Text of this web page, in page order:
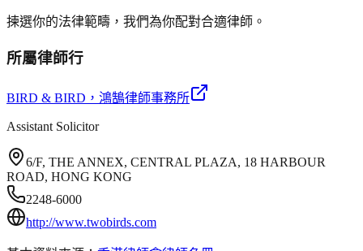
揀選你的法律範疇，我們為你配對合適律師。
所屬律師行
BIRD & BIRD ，鴻鵠律師事務所
Assistant Solicitor
6/F, THE ANNEX, CENTRAL PLAZA, 18 HARBOUR
ROAD, HONG KONG
2248-6000
http://www.twobirds.com